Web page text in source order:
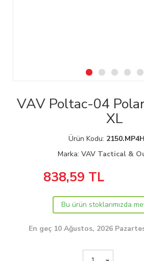
VAV Poltac-04
XL
Ürün Kodu:
Marka: VAV Tactical &
838,59 TL
Bu ürün stoklarımızda
En geç 10 Ağustos, 2026